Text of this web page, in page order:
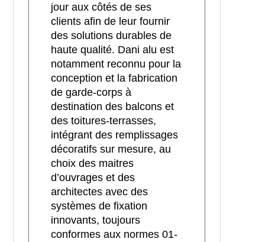
jour aux côtés de ses
clients afin de leur fournir
des solutions durables de
haute qualité. Dani alu est
notamment reconnu pour la
conception et la fabrication
de garde-corps à
destination des balcons et
des toitures-terrasses,
intégrant des remplissages
décoratifs sur mesure, au
choix des maitres
d’ouvrages et des
architectes avec des
systèmes de fixation
innovants, toujours
conformes aux normes 01-